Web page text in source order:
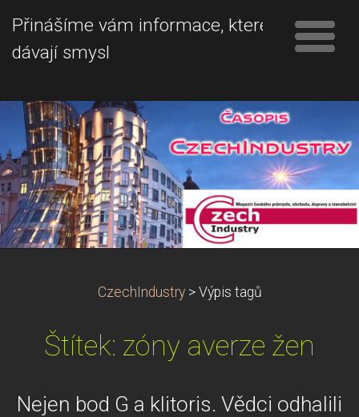
Přinášíme vám informace, které
dávají smysl
CzechIndustry > Výpis tagů
Štítek: zóny averze žen
Nejen bod G a klitoris. Vědci odhalili